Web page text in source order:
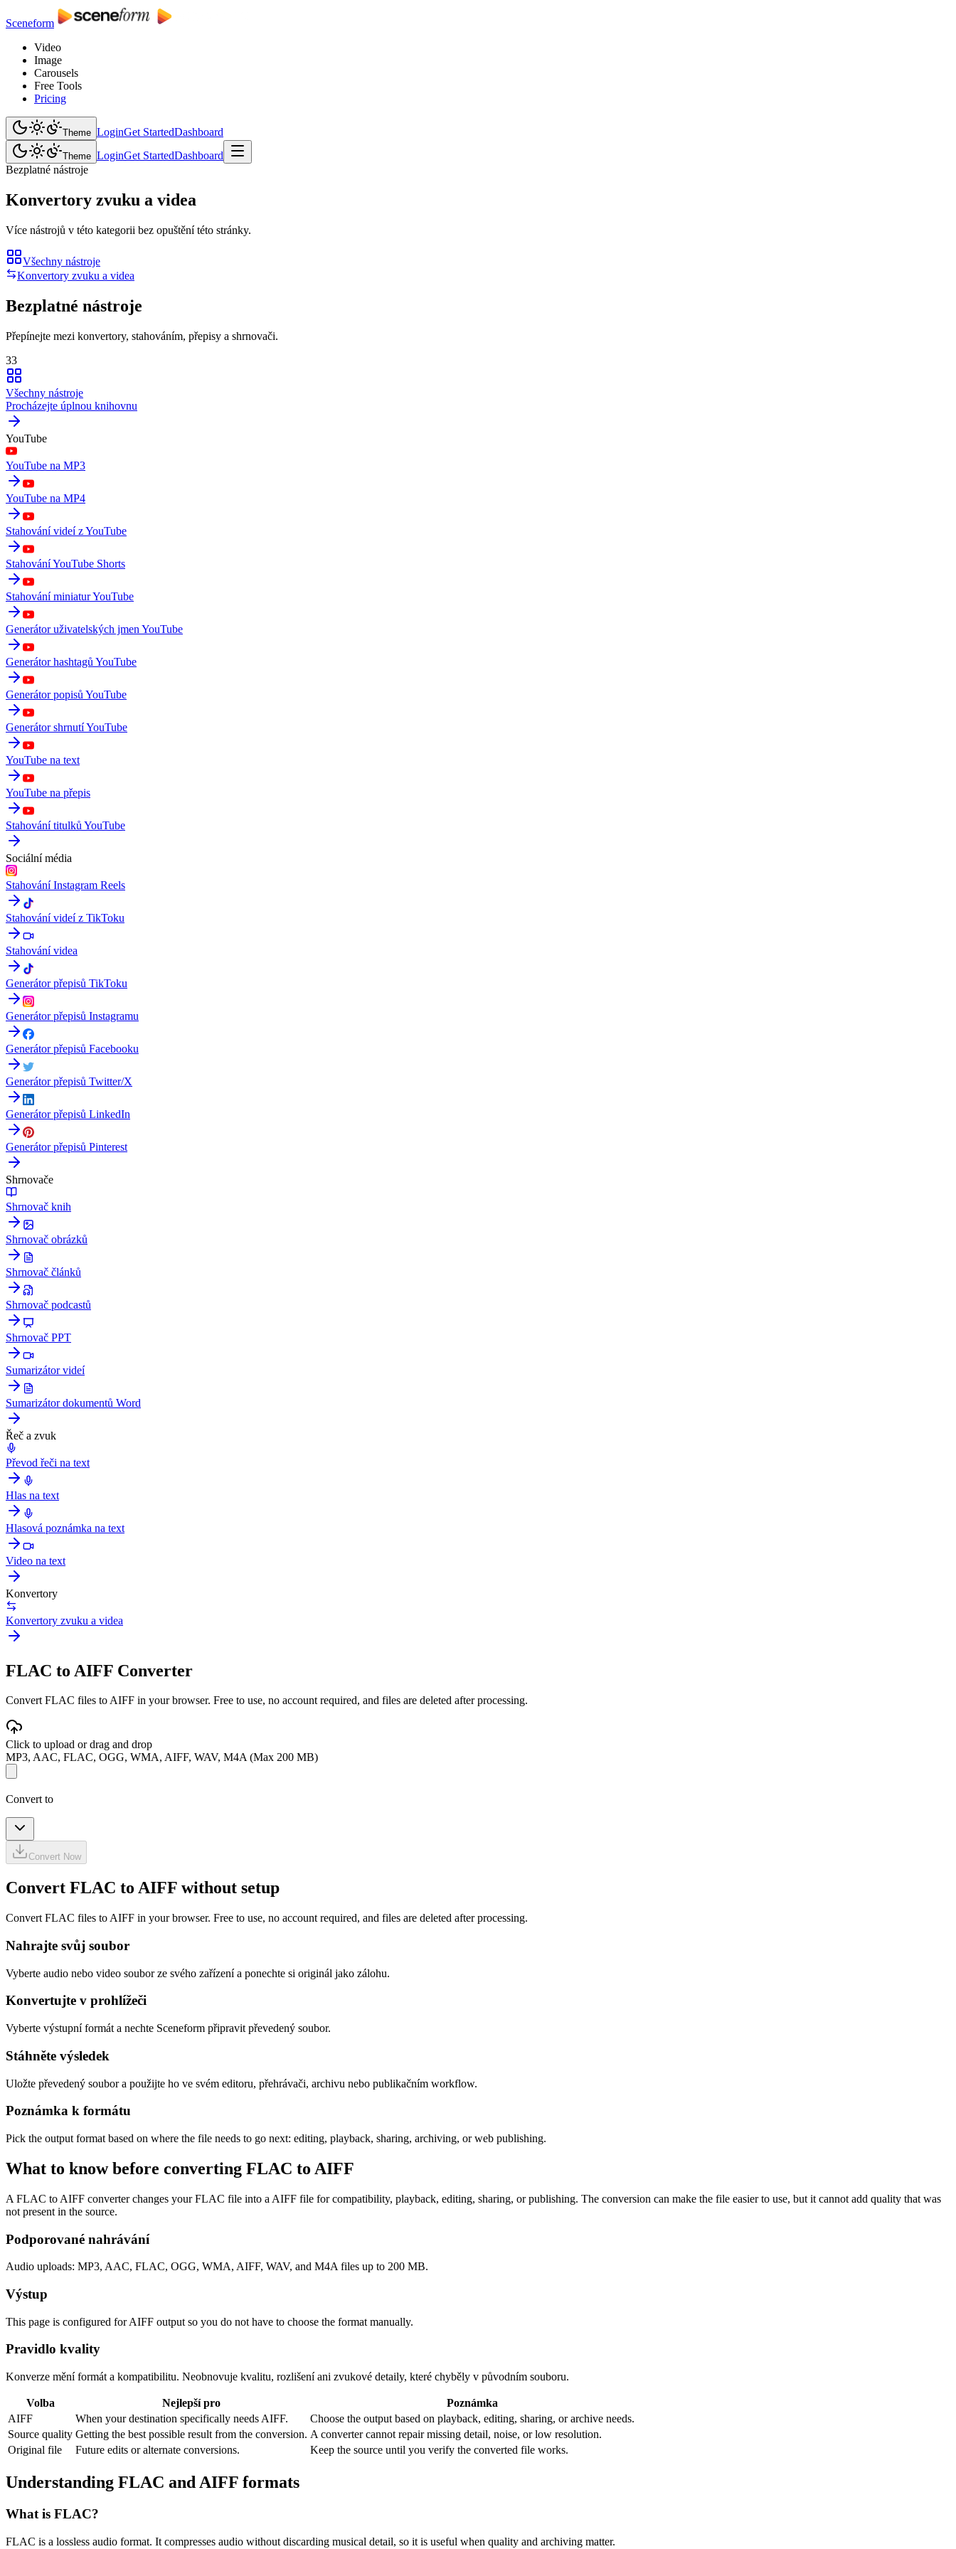
Sceneform
Video
Image
Carousels
Free Tools
Pricing
Theme LoginGet StartedDashboard
Theme LoginGet StartedDashboard
Bezplatné nástroje
Konvertory zvuku a videa
Více nástrojů v této kategorii bez opuštění této stránky.
Všechny nástroje
Konvertory zvuku a videa
Bezplatné nástroje
Přepínejte mezi konvertory, stahováním, přepisy a shrnovači.
33
Všechny nástroje
Procházejte úplnou knihovnu
YouTube
YouTube na MP3
YouTube na MP4
Stahování videí z YouTube
Stahování YouTube Shorts
Stahování miniatur YouTube
Generátor uživatelských jmen YouTube
Generátor hashtagů YouTube
Generátor popisů YouTube
Generátor shrnutí YouTube
YouTube na text
YouTube na přepis
Stahování titulků YouTube
Sociální média
Stahování Instagram Reels
Stahování videí z TikToku
Stahování videa
Generátor přepisů TikToku
Generátor přepisů Instagramu
Generátor přepisů Facebooku
Generátor přepisů Twitter/X
Generátor přepisů LinkedIn
Generátor přepisů Pinterest
Shrnovače
Shrnovač knih
Shrnovač obrázků
Shrnovač článků
Shrnovač podcastů
Shrnovač PPT
Sumarizátor videí
Sumarizátor dokumentů Word
Řeč a zvuk
Převod řeči na text
Hlas na text
Hlasová poznámka na text
Video na text
Konvertory
Konvertory zvuku a videa
FLAC to AIFF Converter
Convert FLAC files to AIFF in your browser. Free to use, no account required, and files are deleted after processing.
Click to upload or drag and drop
MP3, AAC, FLAC, OGG, WMA, AIFF, WAV, M4A (Max 200 MB)
Convert to
Convert Now
Convert FLAC to AIFF without setup
Convert FLAC files to AIFF in your browser. Free to use, no account required, and files are deleted after processing.
Nahrajte svůj soubor
Vyberte audio nebo video soubor ze svého zařízení a ponechte si originál jako zálohu.
Konvertujte v prohlížeči
Vyberte výstupní formát a nechte Sceneform připravit převedený soubor.
Stáhněte výsledek
Uložte převedený soubor a použijte ho ve svém editoru, přehrávači, archivu nebo publikačním workflow.
Poznámka k formátu
Pick the output format based on where the file needs to go next: editing, playback, sharing, archiving, or web publishing.
What to know before converting FLAC to AIFF
A FLAC to AIFF converter changes your FLAC file into a AIFF file for compatibility, playback, editing, sharing, or publishing. The conversion can make the file easier to use, but it cannot add quality that was
not present in the source.
Podporované nahrávání
Audio uploads: MP3, AAC, FLAC, OGG, WMA, AIFF, WAV, and M4A files up to 200 MB.
Výstup
This page is configured for AIFF output so you do not have to choose the format manually.
Pravidlo kvality
Konverze mění formát a kompatibilitu. Neobnovuje kvalitu, rozlišení ani zvukové detaily, které chyběly v původním souboru.
Volba Nejlepší pro
Poznámka
AIFF
When your destination specifically needs AIFF.
Choose the output based on playback, editing, sharing, or archive needs.
Source quality Getting the best possible result from the conversion. A converter cannot repair missing detail, noise, or low resolution.
Original file
Future edits or alternate conversions. Keep the source until you verify the converted file works.
Understanding FLAC and AIFF formats
What is FLAC?
FLAC is a lossless audio format. It compresses audio without discarding musical detail, so it is useful when quality and archiving matter.